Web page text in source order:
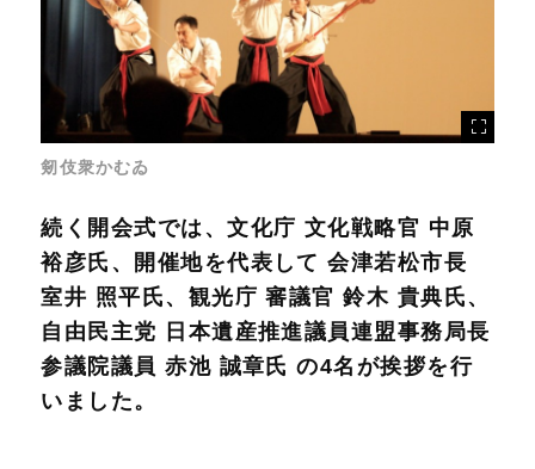
剱伎衆かむゐ
続く開会式では、文化庁 文化戦略官 中原
裕彦氏、開催地を代表して 会津若松市長
室井 照平氏、観光庁 審議官 鈴木 貴典氏、
自由民主党 日本遺産推進議員連盟事務局長
参議院議員 赤池 誠章氏 の4名が挨拶を行
いました。